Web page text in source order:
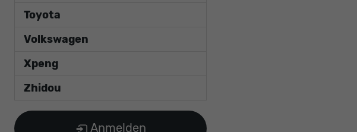
Toyota
Volkswagen
Xpeng
Zhidou
Anmelden